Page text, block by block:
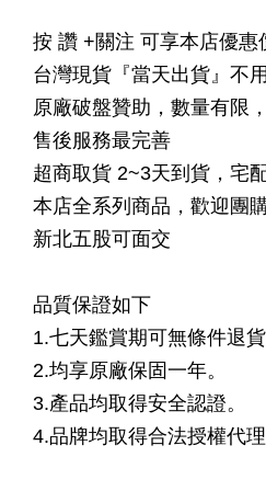
按 讚 +關注 可享本店優惠
台灣現貨『當天出貨』不
原廠破盤贊助，數量有限
售後服務最完善
超商取貨 2~3天到貨，宅
本店全系列商品，歡迎團
新北五股可面交
品質保證如下
1.七天鑑賞期可無條件退
2.均享原廠保固一年。
3.產品均取得安全認證。
4.品牌均取得合法授權代理